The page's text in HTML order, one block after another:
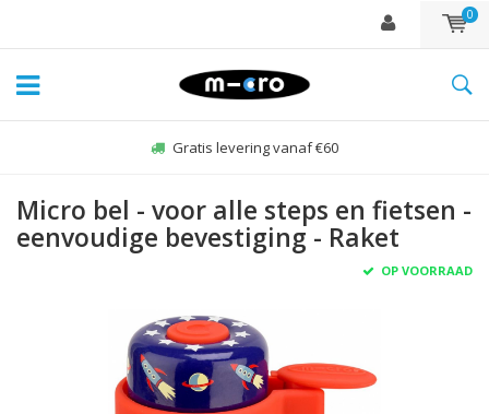
0
Gratis levering vanaf €60
Micro bel - voor alle steps en fietsen -
eenvoudige bevestiging - Raket
OP VOORRAAD